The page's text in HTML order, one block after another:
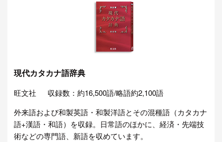
現代カタカナ語辞典
旺文社
収録数：約16,500語/略語約2,100語
外来語および和製英語・和製洋語とその混種語（カタカナ
語+漢語・和語）を収録。日常語のほかに、経済・先端技
術などの専門語、新語を収めています。